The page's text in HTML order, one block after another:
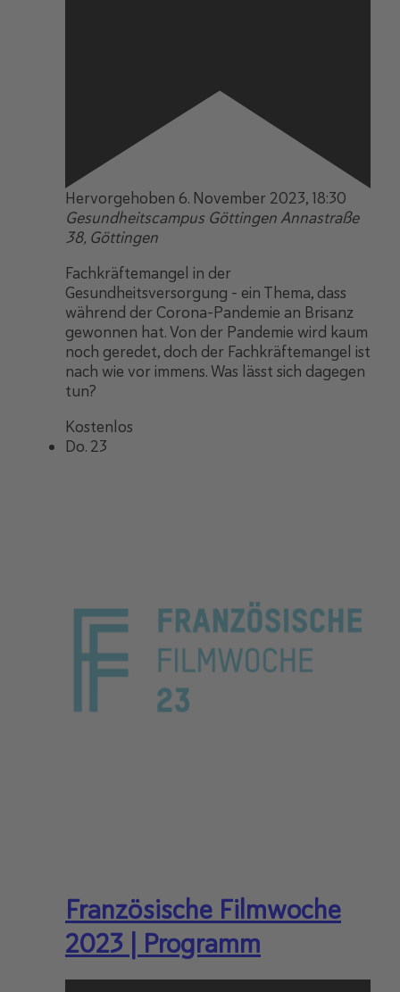
Hervorgehoben 6. November 2023, 18:30
Gesundheitscampus GöttingenAnnastraße
38, Göttingen
Fachkräftemangel in der
Gesundheitsversorgung - ein Thema, dass
während der Corona-Pandemie an Brisanz
gewonnen hat. Von der Pandemie wird kaum
noch geredet, doch der Fachkräftemangel ist
nach wie vor immens. Was lässt sich dagegen
tun?
Kostenlos
Do. 23
Französische Filmwoche
2023 | Programm